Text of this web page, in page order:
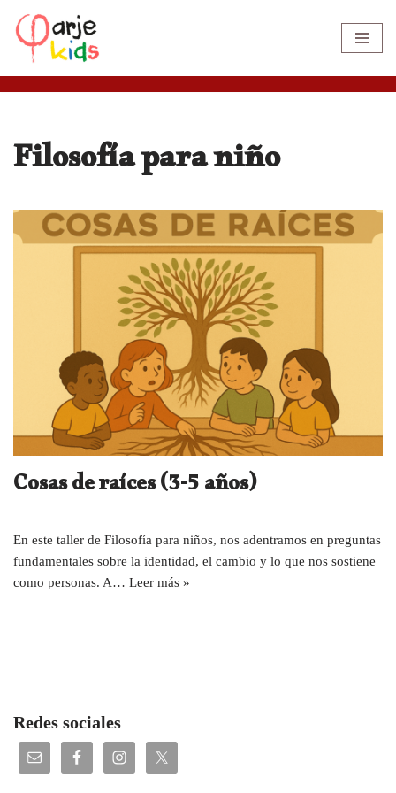
Saltar
contenido
Filosofía para niño
Cosas de raíces (3-5 años)
En este taller de Filosofía para niños, nos adentramos en preguntas
fundamentales sobre la identidad, el cambio y lo que nos sostiene
como personas. A… Leer más »
Redes sociales